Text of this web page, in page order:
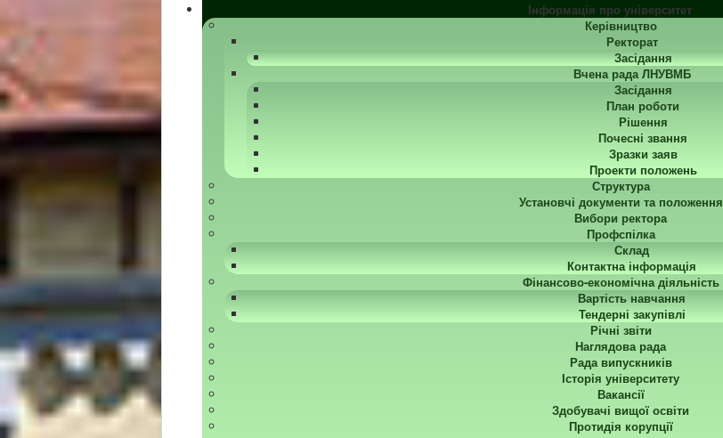
Інформація про університет
Керівництво
Ректорат
Засідання
Вчена рада ЛНУВМБ
Засідання
План роботи
Рішення
Почесні звання
Зразки заяв
Проекти положень
Структура
Установчі документи та положення
Вибори ректора
Профспілка
Склад
Контактна інформація
Фінансово-економічна діяльність
Вартість навчання
Тендерні закупівлі
Річні звіти
Наглядова рада
Рада випускників
Історія університету
Вакансії
Здобувачі вищої освіти
Протидія корупції